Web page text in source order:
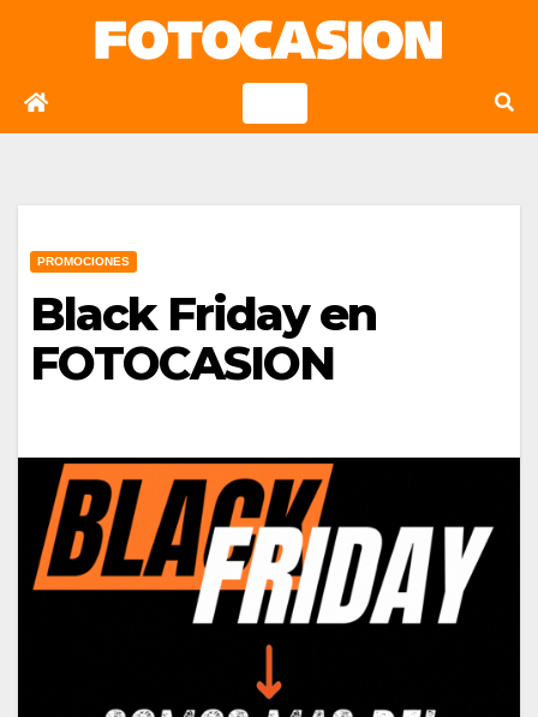
contenido
PROMOCIONES
Black Friday en
FOTOCASION